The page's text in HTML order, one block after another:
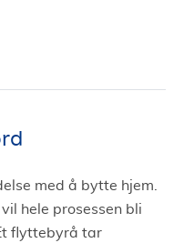
med å bytte hjem.
hele prosessen bli
flyttebyrå tar